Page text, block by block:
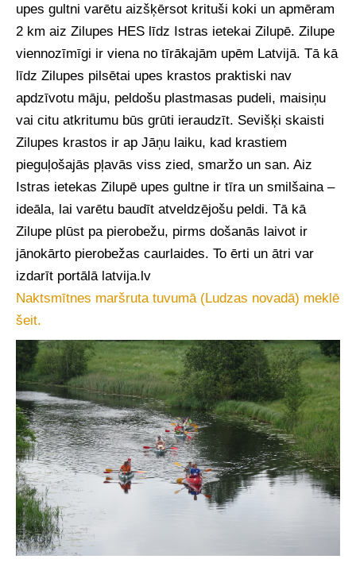
upes gultni varētu aizšķērsot krituši koki un apmēram
2 km aiz Zilupes HES līdz Istras ietekai Zilupē. Zilupe
viennozīmīgi ir viena no tīrākajām upēm Latvijā. Tā kā
līdz Zilupes pilsētai upes krastos praktiski nav
apdzīvotu māju, peldošu plastmasas pudeli, maisiņu
vai citu atkritumu būs grūti ieraudzīt. Sevišķi skaisti
Zilupes krastos ir ap Jāņu laiku, kad krastiem
pieguļošajās pļavās viss zied, smaržo un san. Aiz
Istras ietekas Zilupē upes gultne ir tīra un smilšaina –
ideāla, lai varētu baudīt atveldzējošu peldi. Tā kā
Zilupe plūst pa pierobežu, pirms došanās laivot ir
jānokārto pierobežas caurlaides. To ērti un ātri var
izdarīt portālā latvija.lv
Naktsmītnes maršruta tuvumā (Ludzas novadā) meklē
šeit.